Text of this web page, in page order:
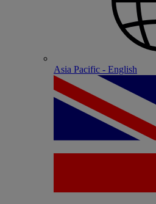
Asia Pacific - English